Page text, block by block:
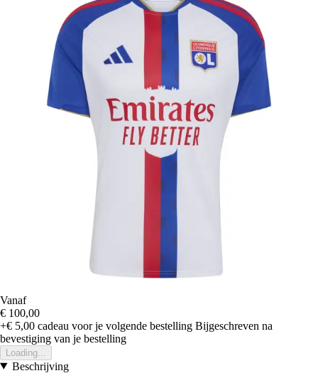
Vanaf
€ 100,00
+€ 5,00 cadeau voor je volgende bestelling Bijgeschreven na
bevestiging van je bestelling
Loading...
Beschrijving